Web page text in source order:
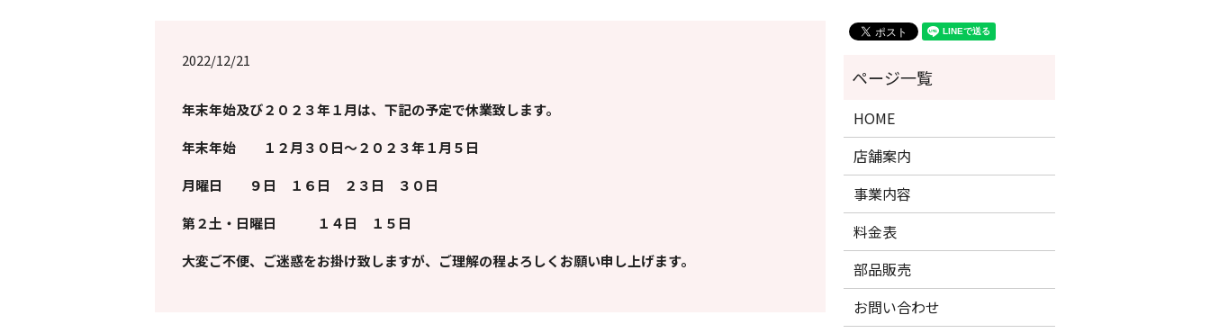
2022/12/21
年末年始及び２０２３年１月は、下記の予定で休業致します。
年末年始 １２月３０日～２０２３年１月５日
月曜日 ９日 １６日 ２３日 ３０日
第２土・日曜日 １４日 １５日
大変ご不便、ご迷惑をお掛け致しますが、ご理解の程よろしくお願い申し上げます。
HOME
店舗案内
事業内容
料金表
部品販売
お問い合わせ